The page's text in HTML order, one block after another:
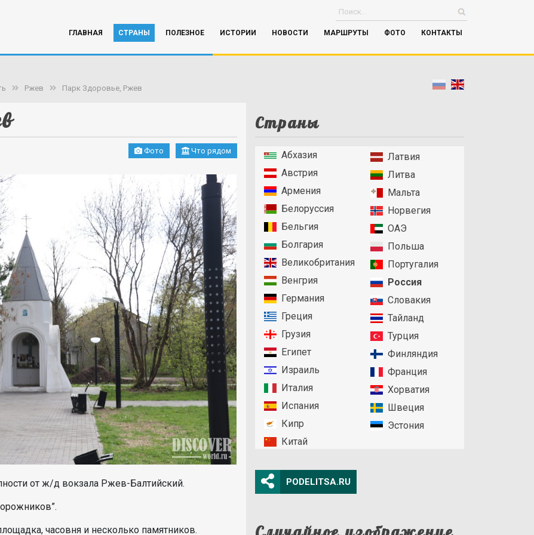
ГЛАВНАЯ СТРАНЫ ПОЛЕЗНОЕ ИСТОРИИ НОВОСТИ МАРШРУТЫ ФОТО КОНТАКТЫ
Ржев Парк Здоровье, Ржев
Фото Что рядом
от ж/д вокзала Ржев-Балтийский.
”.
часовня и несколько памятников.
Страны
Абхазия
Австрия
Армения
Белоруссия
Бельгия
Болгария
Великобритания
Венгрия
Германия
Греция
Грузия
Египет
Израиль
Италия
Испания
Кипр
Китай
Латвия
Литва
Мальта
Норвегия
ОАЭ
Польша
Португалия
Россия
Словакия
Тайланд
Турция
Финляндия
Франция
Хорватия
Швеция
Эстония
PODELITSA.RU